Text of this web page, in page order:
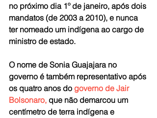
no próximo dia 1º de janeiro, após dois
mandatos (de 2003 a 2010), e nunca
ter nomeado um indígena ao cargo de
ministro de estado.
O nome de Sonia Guajajara no
governo é também representativo após
os quatro anos do governo de Jair
Bolsonaro, que não demarcou um
centímetro de terra indígena e